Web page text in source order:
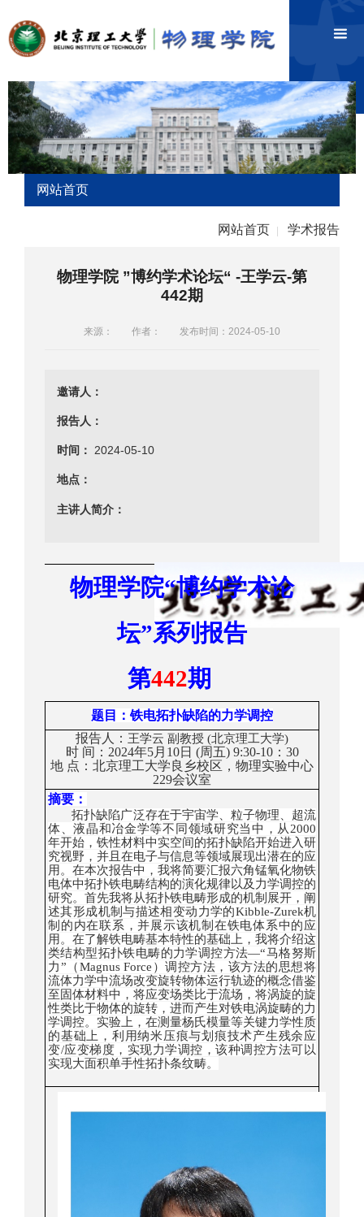
网站首页
网站首页 学术报告
物理学院 ”博约学术论坛“ -王学云-第
442期
来源： 作者： 发布时间：2024-05-10
邀请人：
报告人：
时间： 2024-05-10
地点：
主讲人简介：
物理学院“博约学术论
坛”系列报告
第442期
题目 ： 铁电拓扑缺陷的力学调控
报告人： 王学云 副教授 (北京理工大学)
时 间： 2024年5月10日 (周五) 9:30-10：30
地 点： 北京理工大学良乡校区，物理实验中心
229会议室
摘要：
拓扑缺陷广泛存在于宇宙学、粒子物理、超流
体、液晶和冶金学等不同领域研究当中，从2000
年开始，铁性材料中实空间的拓扑缺陷开始进入研
究视野， 并且在电子与信息等领域展现出潜在的应
用。在本次报告中， 我将简要汇报六角锰氧化物铁
电体中拓扑铁电畴结构的演化规律以及力学调控的
研究。 首先我将从拓扑铁电畴形成的机制展开，阐
述其形成机制与描述相变动力学的Kibble-Zurek机
制的内在联系，并展示该机制在铁电体系中的应
用。 在了解铁电畴基本特性的基础上，我将介绍这
类结构型拓扑铁电畴的力学调控方法—“马格努斯
力” （Magnus Force）调控方法，该方法的思想将
流体力学中流场改变旋转物体运行轨迹的概念借鉴
至固体材料中，将应变场类比于流场，将涡旋的旋
性类比于物体的旋转，进而产生对铁电涡旋畴的力
学调控。实验上，在测量杨氏模量等关键力学性质
的基础上，利用纳米压痕与划痕技术产生残余应
变/应变梯度，实现力学调控，该种调控方法可以
实现大面积单手性拓扑条纹畴。